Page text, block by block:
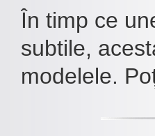
În timp ce
subtile,
modelele.